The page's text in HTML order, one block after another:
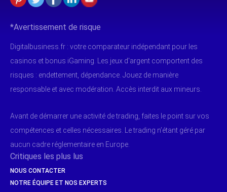
*Avertissement de risque
Digitalbusiness.fr : votre comparateur indépendant pour les
casinos et bonus iGaming. Les jeux d'argent comportent des
risques : endettement, dépendance. Jouez de manière
responsable et avec modération. Accès interdit aux mineurs.
Avant de démarrer une activité de trading, faites le point sur vos
compétences et celles nécessaires. Le trading n’étant géré par
aucun cadre réglementaire en Europe.
Critiques les plus lus
NOUS CONTACTER
NOTRE ÉQUIPE ET NOS EXPERTS